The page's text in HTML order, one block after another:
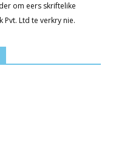
om eers skriftelike
Ltd te verkry nie.